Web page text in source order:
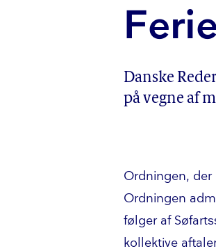
Danske
på vegne af
Ordningen, der
Ordningen
følger af
kollektive